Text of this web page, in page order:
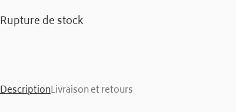
Rupture de stock
DescriptionLivraison et retours